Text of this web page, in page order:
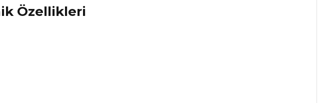
Özellikleri